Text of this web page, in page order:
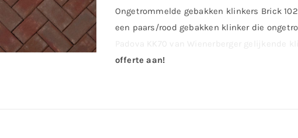
Ongetrommelde gebakken klinkers Brick
een paars/rood gebakken klinker die
offerte aan!